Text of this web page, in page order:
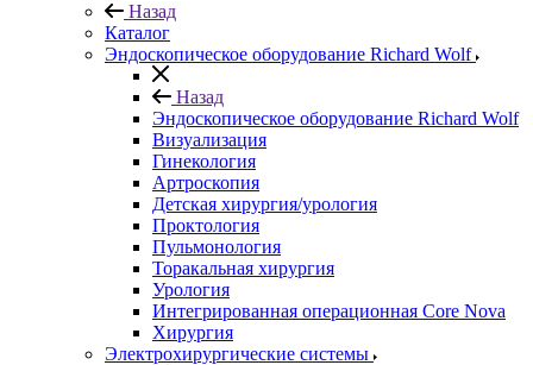
Назад
Каталог
Эндоскопическое оборудование Richard Wolf
Назад
Эндоскопическое оборудование Richard Wolf
Визуализация
Гинекология
Артроскопия
Детская хирургия/урология
Проктология
Пульмонология
Торакальная хирургия
Урология
Интегрированная операционная Core Nova
Хирургия
Электрохирургические системы